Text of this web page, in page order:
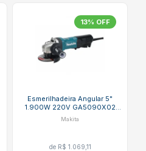
13% OFF
Esmerilhadeira Angular 5"
1.900W 220V GA5090X02
MAKITA
Makita
de R$ 1.069,11